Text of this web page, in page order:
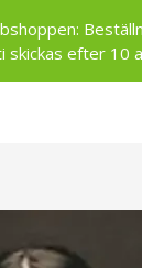
skickas efter 10